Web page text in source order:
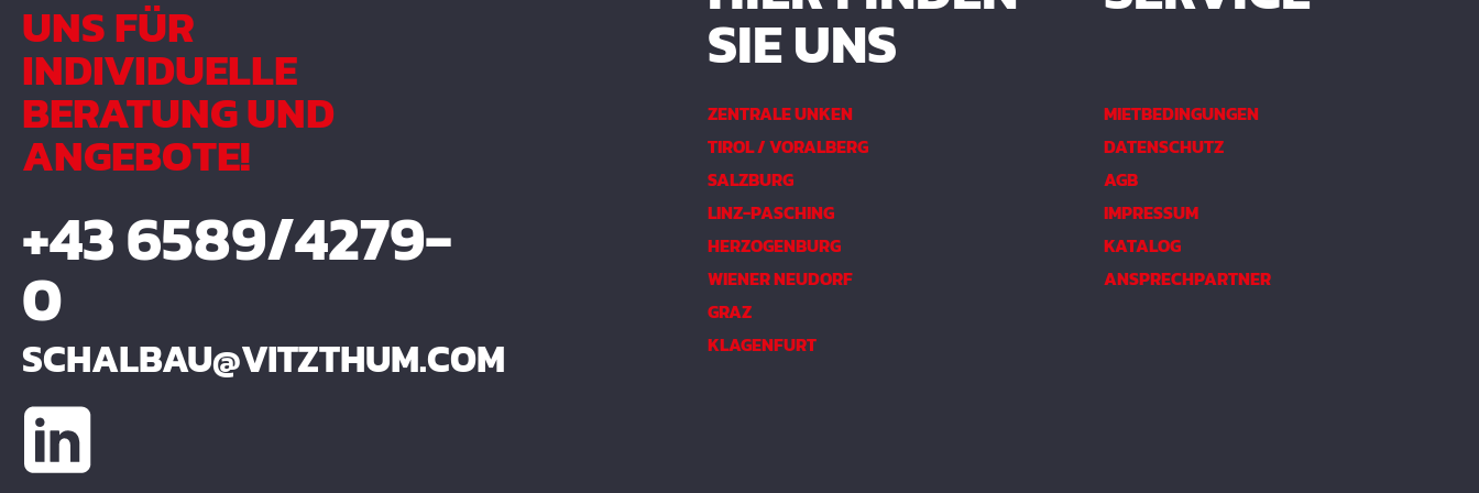
UNS FÜR
INDIVIDUELLE
BERATUNG UND
ANGEBOTE!
+43 6589/4279-
0
SCHALBAU@VITZTHUM.COM
SIE UNS
ZENTRALE UNKEN
TIROL / VORALBERG
SALZBURG
LINZ-PASCHING
HERZOGENBURG
WIENER NEUDORF
GRAZ
KLAGENFURT
MIETBEDINGUNGEN
DATENSCHUTZ
AGB
IMPRESSUM
KATALOG
ANSPRECHPARTNER